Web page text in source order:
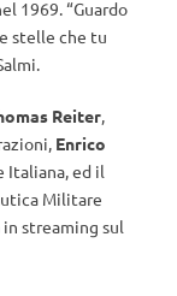
1969. “Guardo
stelle che tu
Reiter,
Enrico
Italiana, ed il
Militare
in streaming sul